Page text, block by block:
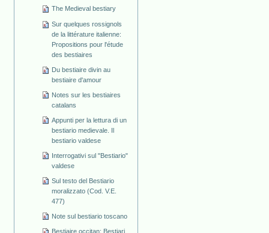
The Medieval bestiary
Sur quelques rossignols
de la littérature italienne:
Propositions pour l'étude
des bestiaires
Du bestiaire divin au
bestiaire d'amour
Notes sur les bestiaires
catalans
Appunti per la lettura di un
bestiario medievale. Il
bestiario valdese
Interrogativi sul "Bestiario"
valdese
Sul testo del Bestiario
moralizzato (Cod. V.E.
477)
Note sul bestiario toscano
Bestiaire occitan: Bestiari